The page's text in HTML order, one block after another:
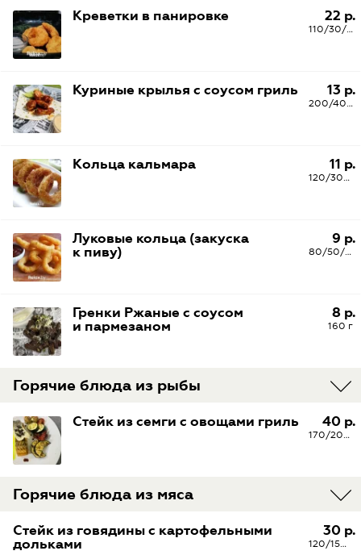
22 р.
110/30/5 г
Креветки в панировке
13 р.
200/40/30 г
Куриные крылья с соусом гриль
11 р.
120/30/5 г
Кольца кальмара
9 р.
80/50/6 г
Луковые кольца (закуска
к пиву)
8 р.
160 г
Гренки Ржаные с соусом
и пармезаном
Горячие блюда из рыбы
40 р.
170/200/40 г
Стейк из семги с овощами гриль
Горячие блюда из мяса
30 р.
120/150 г
Стейк из говядины с картофельными
дольками